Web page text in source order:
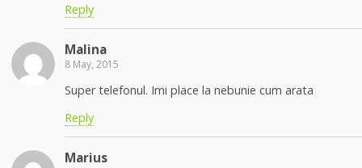
Reply
Malina
8 May, 2015
Super telefonul. Imi place la nebunie cum arata
Reply
Marius